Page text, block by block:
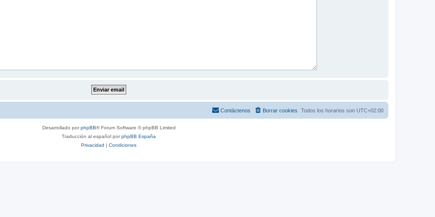
Todos los horarios son UTC+02:00
Borrar cookies
Contáctenos
Desarrollado porphpBB® Forum Software © phpBB Limited
Traducción al español porphpBB España
Privacidad | Condiciones